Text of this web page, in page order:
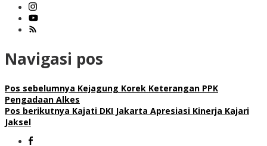
Navigasi pos
Pos sebelumnya Kejagung Korek Keterangan PPK
Pengadaan Alkes
Pos berikutnya Kajati DKI Jakarta Apresiasi Kinerja Kajari
Jaksel